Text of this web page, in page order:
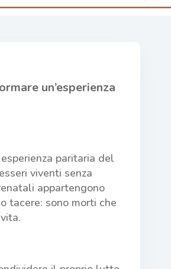
un’esperienza
paritaria del
viventi senza
appartengono
tacere: sono morti che